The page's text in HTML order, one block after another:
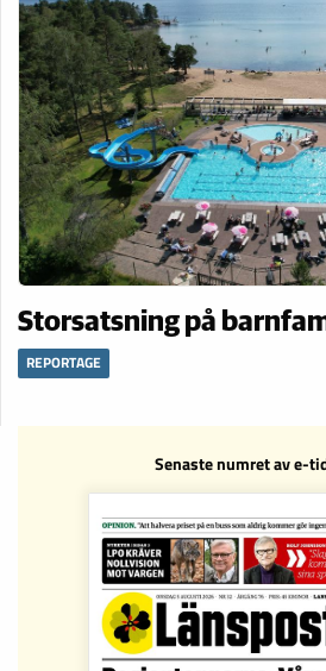
Storsatsning på
REPORTAGE
Senaste numret av e-